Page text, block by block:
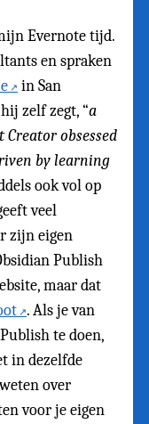
Evernote tijd.
en spraken
in San
zelf zegt, “a
obsessed
by learning
ook vol op
veel
zijn eigen
Publish
maar dat
. Als je van
te doen,
in dezelfde
over
voor je eigen